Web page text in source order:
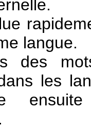
langue.
des
les
ensuite